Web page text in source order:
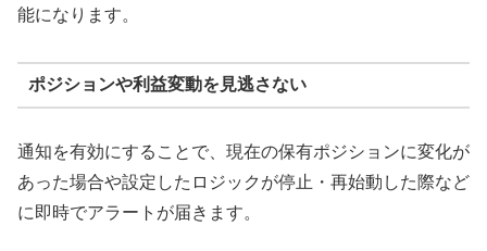
能になります。
ポジションや利益変動を見逃さない
通知を有効にすることで、現在の保有ポジションに変化が
あった場合や設定したロジックが停止・再始動した際など
に即時でアラートが届きます。